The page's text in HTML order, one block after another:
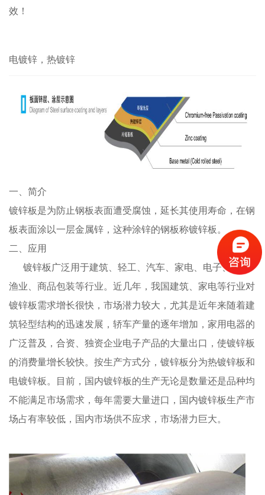
效！
电镀锌，热镀锌
一、简介
镀锌板是为防止钢板表面遭受腐蚀，延长其使用寿命，在钢
板表面涂以一层金属锌，这种涂锌的钢板称镀锌板。
二、应用
镀锌板广泛用于建筑、轻工、汽车、家电、电子、农牧
渔业、商品包装等行业。近几年，我国建筑、家电等行业对
镀锌板需求增长很快，市场潜力较大，尤其是近年来随着建
筑轻型结构的迅速发展，轿车产量的逐年增加，家用电器的
广泛普及，合资、独资企业电子产品的大量出口，使镀锌板
的消费量增长较快。按生产方式分，镀锌板分为热镀锌板和
电镀锌板。目前，国内镀锌板的生产无论是数量还是品种均
不能满足市场需求，每年需要大量进口，国内镀锌板生产市
场占有率较低，国内市场供不应求，市场潜力巨大。